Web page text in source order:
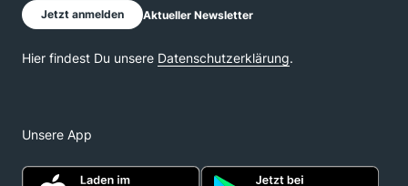
Unsere App